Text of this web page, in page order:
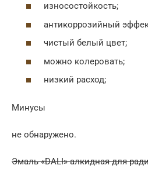
износостойкость;
антикоррозийный
чистый белый цвет;
можно колеровать;
низкий расход;
Минусы
не обнаружено.
Эмаль «DALI» алкидная для